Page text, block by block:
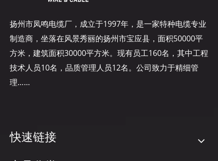
扬州市凤鸣电缆厂，成立于1997年，是一家特种电缆专业
制造商，坐落在风景秀丽的扬州市宝应县，面积50000平
方米，建筑面积30000平方米。现有员工160名，其中工程
技术人员10名，品质管理人员12名。公司致力于精细管
理……
快速链接